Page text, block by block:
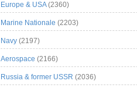
Europe & USA(2360)
Marine Nationale (2203)
Navy (2197)
Aerospace (2166)
Russia & former USSR (2036)